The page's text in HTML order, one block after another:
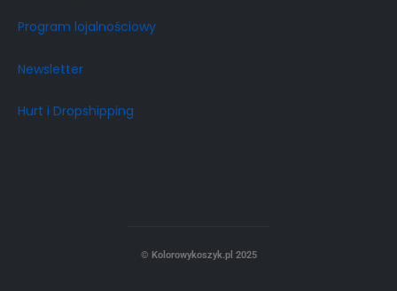
Program lojalnościowy
Newsletter
Hurt i Dropshipping
© Kolorowykoszyk.pl 2025